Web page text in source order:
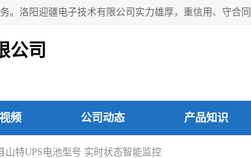
公司
频 公司动态 产品知识
山特UPS电池型号 实时状态智能监控